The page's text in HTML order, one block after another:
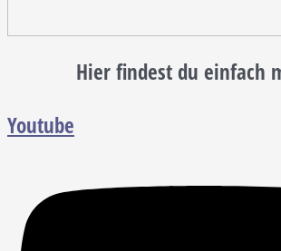
Hier findest du einfach
Youtube